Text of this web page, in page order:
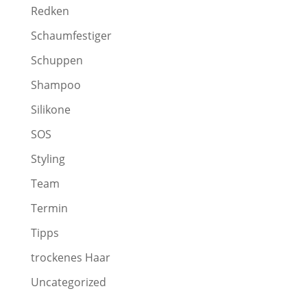
Redken
Schaumfestiger
Schuppen
Shampoo
Silikone
SOS
Styling
Team
Termin
Tipps
trockenes Haar
Uncategorized